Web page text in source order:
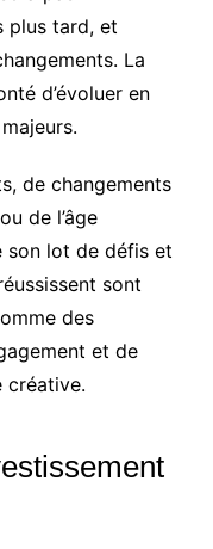
plus tard, et
La
d’évoluer en
de changements
de l’âge
son lot de défis et
sont
des
et de
créative.